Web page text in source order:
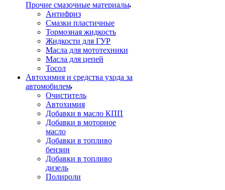
Прочие смазочные материалы
Антифриз
Смазки пластичные
Тормозная жидкость
Жидкости для ГУР
Масла для мототехники
Масла для цепей
Тосол
Автохимия и средства ухода за
автомобилем
Очиститель
Автохимия
Добавки в масло КПП
Добавки в моторное
масло
Добавки в топливо
бензин
Добавки в топливо
дизель
Полироли